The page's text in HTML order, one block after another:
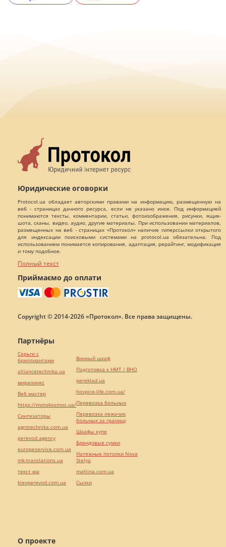
Юридические оговорки
Protocol.ua обладает авторскими правами на информацию, размещенную на
веб - страницах данного ресурса, если не указано иное. Под информацией
понимаются тексты, комментарии, статьи, фотоизображения, рисунки, ящик-
шота, сканы, видео, аудио, другие материалы. При использовании материалов,
размещенных на веб - страницах «Протокол» наличие гиперссылки открытого
для индексации поисковыми системами на protocol.ua обязательна. Под
использованием понимается копирования, адаптация, рерайтинг, модификация
и тому подобное.
Полный текст
Приймаємо до оплати
Copyright © 2014-2026 «Протокол». Все права защищены.
О проекте
Партнёры
Серьги с
бриллиантами
alliancetechnika.ua
миралинкс
Веб мастер
https://motokosmos.ua/
Синтезаторы
agrotechnika.com.ua
perevod.agency
europeservice.com.ua
mk-translations.ua
текст юа
kievperevod.com.ua
Винный шкаф
Подготовка к НМТ / ВНО
pereklad.ua
hospice-life.com.ua/
Перевозка больных
Перевозка лежачих
больных за границу
Шкафы купе
Брендовые сумки
Натяжные потолки Nova
Stelya
maltina.com.ua
Cылки